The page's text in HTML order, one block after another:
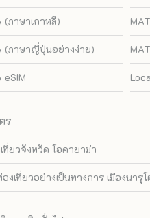
(ภาษาเกาหลี)
(ภาษาญี่ปุ่นอย่างง่าย)
eSIM
ร
ที่ยวจังหวัด โอคายาม่า
องเที่ยวอย่างเป็นทางการ เมืองนารุโ